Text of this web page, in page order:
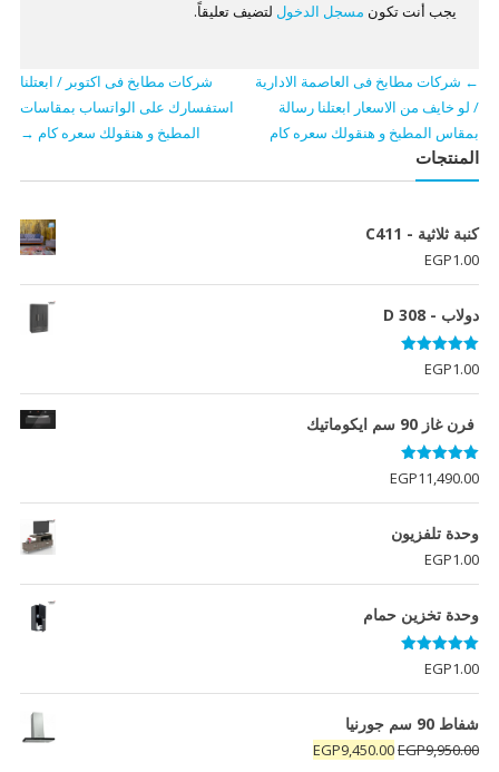
يجب أنت تكون مسجل الدخول لتضيف تعليقاً.
← شركات مطابخ فى العاصمة الادارية
/ لو خايف من الاسعار ابعتلنا رسالة
بمقاس المطبخ و هنقولك سعره كام
شركات مطابخ فى اكتوبر / ابعتلنا
استفسارك على الواتساب بمقاسات
المطبخ و هنقولك سعره كام →
المنتجات
كنبة ثلاثية - C411
EGP1.00
دولاب - D 308
تم التقييم
5.00
من 5
EGP1.00
فرن غاز 90 سم ايكوماتيك
تم التقييم
5.00من 5 EGP11,490.00
وحدة تلفزيون
EGP1.00
وحدة تخزين حمام
تم التقييم
5.00
من 5
EGP1.00
شفاط 90 سم جورنيا
EGP9,950.00
السعر
EGP9,450.00
السعر